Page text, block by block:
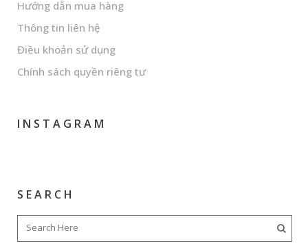
Hướng dẫn mua hàng
Thông tin liên hệ
Điều khoản sử dụng
Chính sách quyền riêng tư
INSTAGRAM
SEARCH